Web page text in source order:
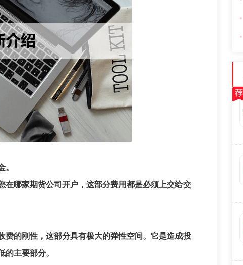
。
在哪家期货公司开户，这部分费用都是必须上交给交
费的刚性，这部分具有极大的弹性空间。它是造成投
主要部分。